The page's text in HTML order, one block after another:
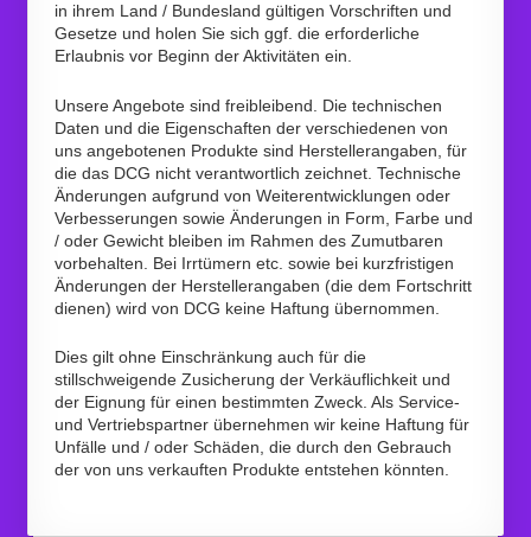
in ihrem Land / Bundesland gültigen Vorschriften und
Gesetze und holen Sie sich ggf. die erforderliche
Erlaubnis vor Beginn der Aktivitäten ein.
Unsere Angebote sind freibleibend. Die technischen
Daten und die Eigenschaften der verschiedenen von
uns angebotenen Produkte sind Herstellerangaben, für
die das DCG nicht verantwortlich zeichnet. Technische
Änderungen aufgrund von Weiterentwicklungen oder
Verbesserungen sowie Änderungen in Form, Farbe und
/ oder Gewicht bleiben im Rahmen des Zumutbaren
vorbehalten. Bei Irrtümern etc. sowie bei kurzfristigen
Änderungen der Herstellerangaben (die dem Fortschritt
dienen) wird von DCG keine Haftung übernommen.
Dies gilt ohne Einschränkung auch für die
stillschweigende Zusicherung der Verkäuflichkeit und
der Eignung für einen bestimmten Zweck. Als Service-
und Vertriebspartner übernehmen wir keine Haftung für
Unfälle und / oder Schäden, die durch den Gebrauch
der von uns verkauften Produkte entstehen könnten.